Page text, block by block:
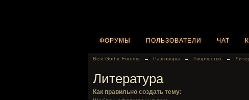
ФОРУМЫ ПОЛЬЗОВАТЕЛИ ЧАТ
Best Gothic Forums → Разговоры → Творчество →
Литература
Как правильно создать тему: